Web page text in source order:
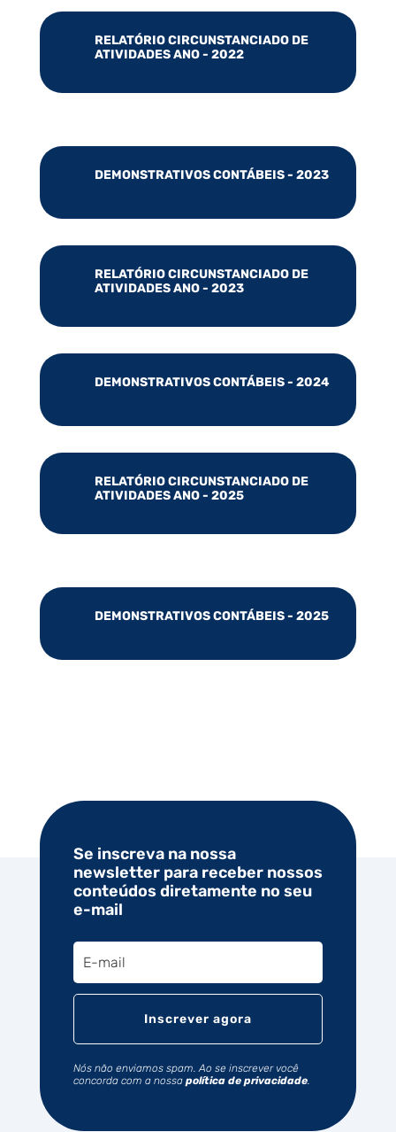
RELATÓRIO CIRCUNSTANCIADO DE
ATIVIDADES ANO - 2022
DEMONSTRATIVOS CONTÁBEIS - 2023
RELATÓRIO CIRCUNSTANCIADO DE
ATIVIDADES ANO - 2023
DEMONSTRATIVOS CONTÁBEIS - 2024
RELATÓRIO CIRCUNSTANCIADO DE
ATIVIDADES ANO - 2025
DEMONSTRATIVOS CONTÁBEIS - 2025
Se inscreva na nossa
newsletter para receber nossos
conteúdos diretamente no seu
e-mail
Inscrever agora
Nós não enviamos spam. Ao se inscrever você
concorda com a nossa política de privacidade.